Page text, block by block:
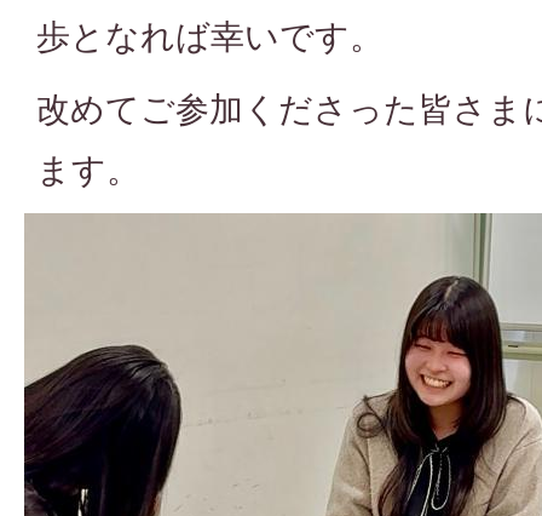
歩となれば幸いです。
改めてご参加くださった皆さま
ます。